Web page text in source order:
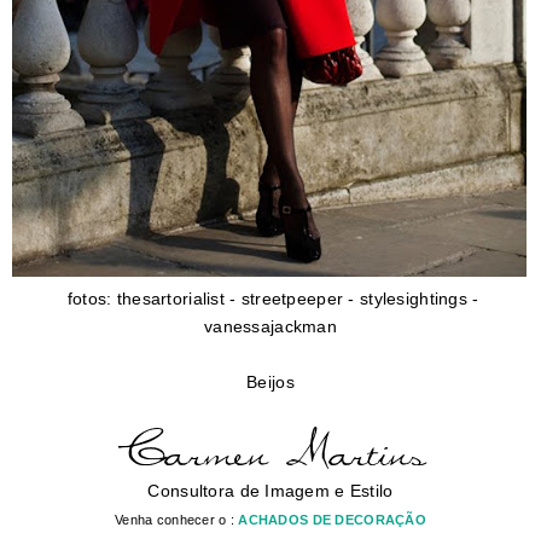
fotos: thesartorialist - streetpeeper - stylesightings -
vanessajackman
Beijos
Consultora de Imagem e Estilo
Venha conhecer o : ACHADOS DE DECORAÇÃO